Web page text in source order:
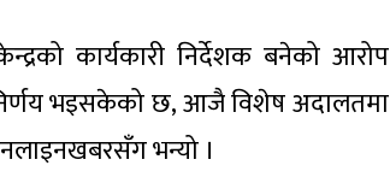
कार्यकारी निर्देशक बनेको आरोप
निर्णय भइसकेको छ, आजै विशेष अदालतमा
भन्यो ।